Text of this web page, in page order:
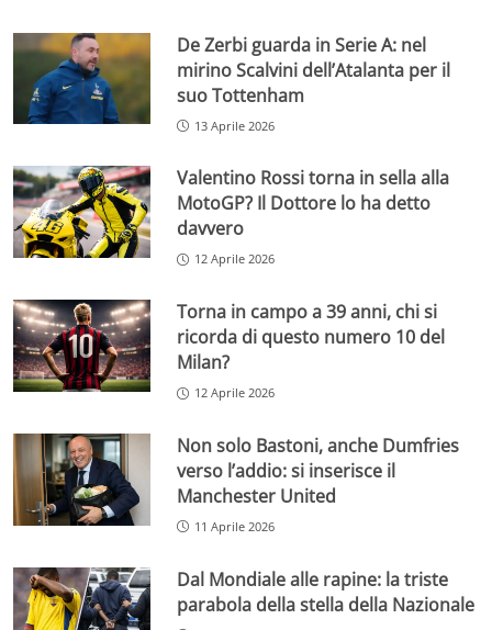
De Zerbi guarda in Serie A: nel
mirino Scalvini dell’Atalanta per il
suo Tottenham
13 Aprile 2026
Valentino Rossi torna in sella alla
MotoGP? Il Dottore lo ha detto
davvero
12 Aprile 2026
Torna in campo a 39 anni, chi si
ricorda di questo numero 10 del
Milan?
12 Aprile 2026
Non solo Bastoni, anche Dumfries
verso l’addio: si inserisce il
Manchester United
11 Aprile 2026
Dal Mondiale alle rapine: la triste
parabola della stella della Nazionale